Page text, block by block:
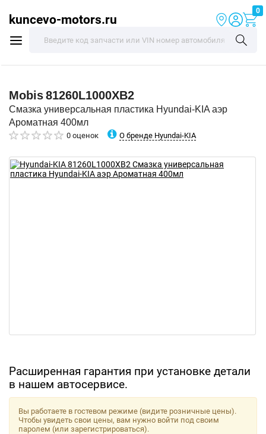
kuncevo-motors.ru
0
Mobis81260L1000XB2
Смазка универсальная пластика Hyundai-KIA аэр
Ароматная 400мл
0 оценок О бренде Hyundai-KIA
Расширенная гарантия при установке детали
в нашем автосервисе.
Вы работаете в гостевом режиме (видите розничные цены).
Чтобы увидеть свои цены, вам нужно войти под своим
паролем (или зарегистрироваться).